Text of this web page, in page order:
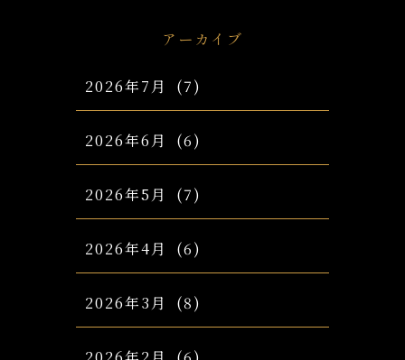
アーカイブ
2026年7月 (7)
2026年6月 (6)
2026年5月 (7)
2026年4月 (6)
2026年3月 (8)